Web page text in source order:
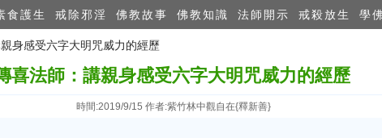
食護生 戒除邪淫 佛教故事 佛教知識 法師開示 戒殺放生 學
身感受六字大明​咒威力的經歷
喜法師：講親身感受六字大明​咒威力的經歷
時間:2019/9/15 作者:紫竹林中觀自在{釋新善}